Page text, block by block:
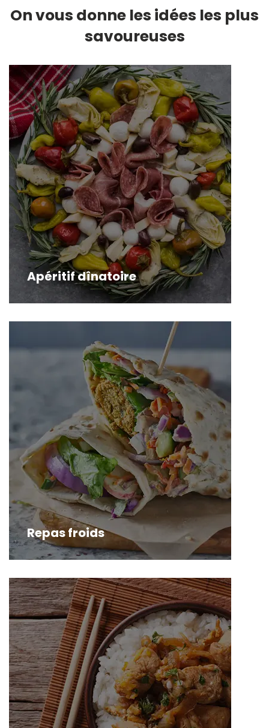
On vous donne les idées les plus
savoureuses
Apéritif dînatoire
Repas froids